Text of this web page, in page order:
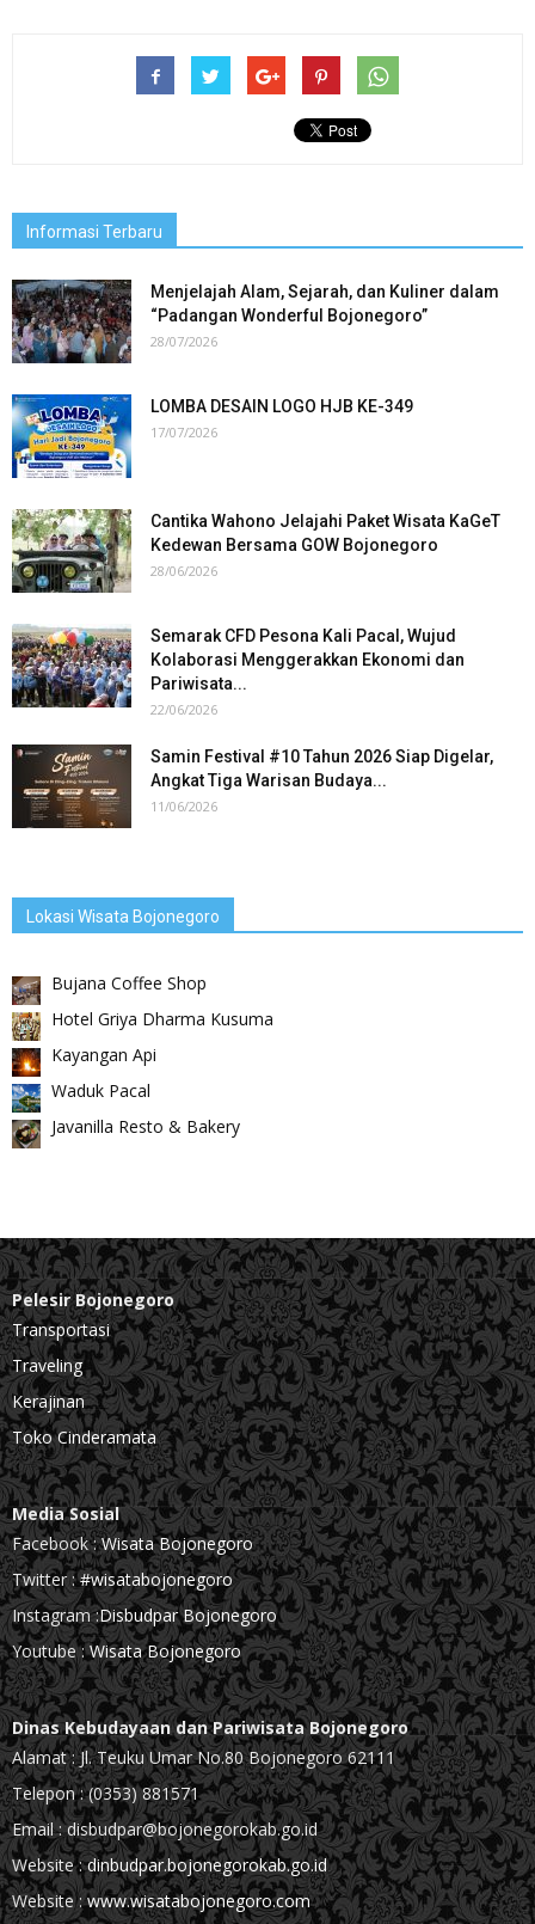
Informasi Terbaru
Menjelajah Alam, Sejarah, dan Kuliner dalam
“Padangan Wonderful Bojonegoro”
28/07/2026
LOMBA DESAIN LOGO HJB KE-349
17/07/2026
Cantika Wahono Jelajahi Paket Wisata KaGeT
Kedewan Bersama GOW Bojonegoro
28/06/2026
Semarak CFD Pesona Kali Pacal, Wujud
Kolaborasi Menggerakkan Ekonomi dan
Pariwisata...
22/06/2026
Samin Festival #10 Tahun 2026 Siap Digelar,
Angkat Tiga Warisan Budaya...
11/06/2026
Lokasi Wisata Bojonegoro
Bujana Coffee Shop
Hotel Griya Dharma Kusuma
Kayangan Api
Waduk Pacal
Javanilla Resto & Bakery
Pelesir Bojonegoro
Transportasi
Traveling
Kerajinan
Toko Cinderamata
Media Sosial
Facebook :Wisata Bojonegoro
Twitter :#wisatabojonegoro
Instagram :Disbudpar Bojonegoro
Youtube :Wisata Bojonegoro
Dinas Kebudayaan dan Pariwisata Bojonegoro
Alamat : Jl. Teuku Umar No.80 Bojonegoro 62111
Telepon : (0353) 881571
Email : disbudpar@bojonegorokab.go.id
Website :dinbudpar.bojonegorokab.go.id
Website :www.wisatabojonegoro.com